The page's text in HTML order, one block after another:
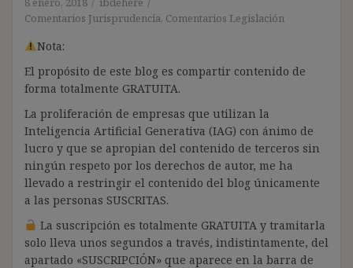
Comentarios Jurisprudencia, Comentarios Legislación
Nota:
El propósito de este blog es compartir contenido de
forma totalmente GRATUITA.
La proliferación de empresas que utilizan la
Inteligencia Artificial Generativa (IAG) con ánimo de
lucro y que se apropian del contenido de terceros sin
ningún respeto por los derechos de autor, me ha
llevado a restringir el contenido del blog únicamente
a las personas SUSCRITAS.
La suscripción es totalmente GRATUITA y tramitarla
solo lleva unos segundos a través, indistintamente, del
apartado «SUSCRIPCIÓN» que aparece en la barra de